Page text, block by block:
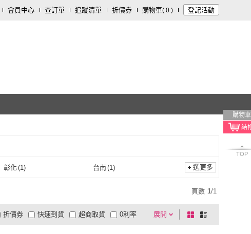
會員中心 查訂單 追蹤清單 折價券 購物車( 0 ) 登記活動
購物車
TOP
彰化(1) 台南(1) 選更多
頁數 1/1
展開
折價券
有影片
商品有量 電視購物
快速到貨 超商取貨 0利率
棋
盤
列